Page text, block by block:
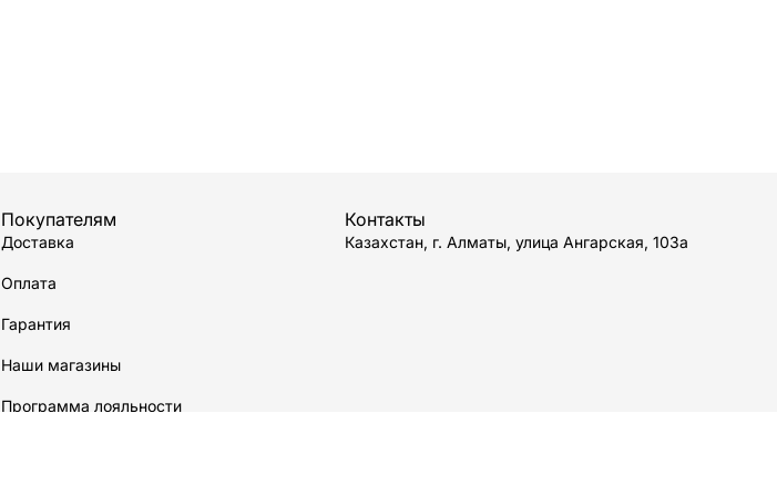
Покупателям
Доставка
Оплата
Гарантия
Наши магазины
Программа лояльности
Контакты
Казахстан, г. Алматы, улица Ангарская, 103а